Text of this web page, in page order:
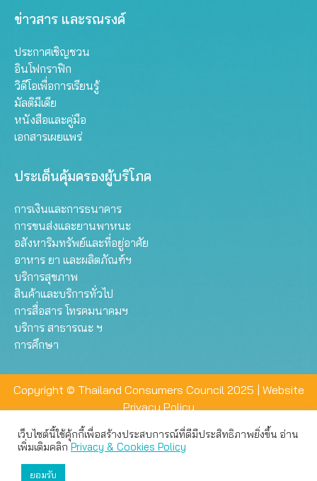
ข่าวสาร และรณรงค์
ประกาศเชิญชวน
อินโฟกราฟิก
วิดีโอเพื่อการเรียนรู้
มัลติมีเดีย
หนังสือและคู่มือ
เอกสารเผยแพร่
ประเด็นคุ้มครองผู้บริโภค
การเงินและการธนาคาร
การขนส่งและยานพาหนะ
อสังหาริมทรัพย์และที่อยู่อาศัย
อาหาร ยา และผลิตภัณฑ์ฯ
บริการสุขภาพ
สินค้าและบริการทั่วไป
การสื่อสาร โทรคมนาคมฯ
บริการ สาธารณะ ฯ
การศึกษา
Copyright © Thailand Consumers Council 2025 | Website
Privacy Policy
เว็บไซต์นี้ใช้คุ้กกี้เพื่อสร้างประสบการณ์ที่ดีมีประสิทธิภาพยิ่งขึ้น อ่าน
เพิ่มเติมคลิกPrivacy & Cookies Policy
ยอมรับ
เว็บไซต์นี้ใช้คุกกี้เพื่อมอบประสบการณ์การใช้งานที่ดีให้แก่ท่าน คุณ
สามารถเลือกตั้งค่าความเป็นส่วนตัวได้